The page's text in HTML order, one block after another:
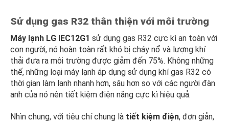
Sử dụng gas R32 thân thiện với môi trường
Máy lạnh LG IEC12G1 sử dụng gas R32 cực kì an toàn với
con người, nó hoàn toàn rất khó bị cháy nổ và lượng khí
thải đưa ra môi trường được giảm đến 75%. Không những
thế, những loại máy lạnh áp dụng sử dụng khí gas R32 có
thời gian làm lạnh nhanh hơn, sâu hơn so với các người đàn
anh của nó nên tiết kiệm điện năng cực kì hiệu quả.
Nhìn chung, với tiêu chí chung là tiết kiệm điện, đơn giản,